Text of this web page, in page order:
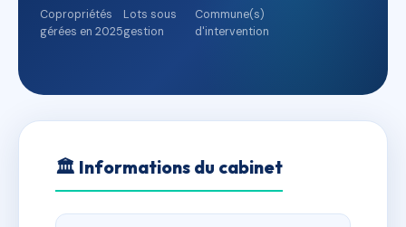
Copropriétés
gérées en 2025
Lots sous
gestion
Commune(s)
d'intervention
🏛 Informations du cabinet